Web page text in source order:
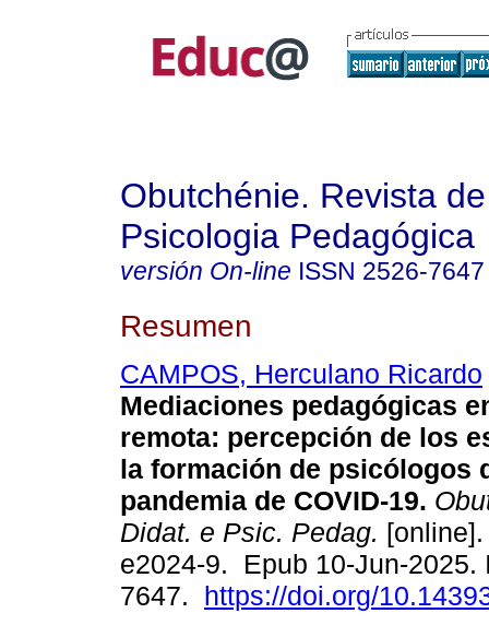
Obutchénie. Revista
Psicologia Pedagógica
versión On-line ISSN 2526-7647
Resumen
CAMPOS, Herculano Ricardo
Mediaciones pedagógicas
remota: percepción de los
la formación de psicólogos
pandemia de COVID-19.
Didat. e Psic. Pedag.
e2024-9. Epub 10-Jun-2025.
7647. https://doi.org/